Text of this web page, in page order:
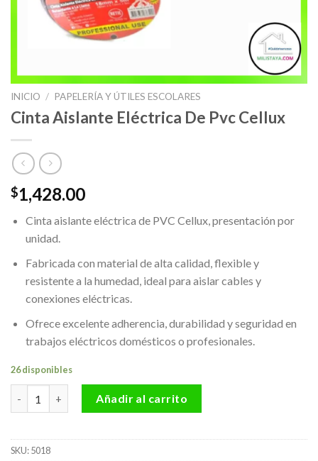
INICIO / PAPELERÍA Y ÚTILES ESCOLARES
Cinta Aislante Eléctrica De Pvc Cellux
$1,428.00
Cinta aislante eléctrica de PVC Cellux, presentación por
unidad.
Fabricada con material de alta calidad, flexible y
resistente a la humedad, ideal para aislar cables y
conexiones eléctricas.
Ofrece excelente adherencia, durabilidad y seguridad en
trabajos eléctricos domésticos o profesionales.
26 disponibles
Añadir al carrito
SKU:5018